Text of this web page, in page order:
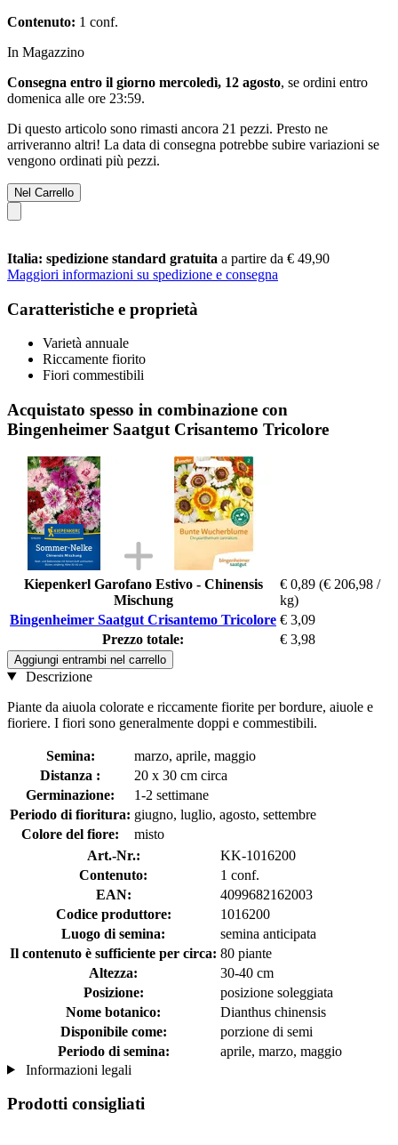
Contenuto: 1 conf.
In Magazzino
Consegna entro il giorno mercoledì, 12 agosto, se ordini entro
domenica alle ore 23:59.
Di questo articolo sono rimasti ancora 21 pezzi. Presto ne
arriveranno altri! La data di consegna potrebbe subire variazioni se
vengono ordinati più pezzi.
Nel Carrello
Italia: spedizione standard gratuita a partire da € 49,90
Maggiori informazioni su spedizione e consegna
Caratteristiche e proprietà
Varietà annuale
Riccamente fiorito
Fiori commestibili
Acquistato spesso in combinazione con
Bingenheimer Saatgut Crisantemo Tricolore
Kiepenkerl Garofano Estivo - Chinensis
Mischung
€ 0,89 (€ 206,98 /
kg)
Bingenheimer Saatgut Crisantemo Tricolore € 3,09
Prezzo totale:
€ 3,98
Aggiungi entrambi nel carrello
Descrizione
Piante da aiuola colorate e riccamente fiorite per bordure, aiuole e
fioriere. I fiori sono generalmente doppi e commestibili.
Semina:
marzo, aprile, maggio
Distanza :
20 x 30 cm circa
Germinazione:
1-2 settimane
Periodo di fioritura: giugno, luglio, agosto, settembre
Colore del fiore:
misto
Art.-Nr.:
KK-1016200
Contenuto:
1 conf.
EAN:
4099682162003
Codice produttore:
1016200
Luogo di semina:
semina anticipata
Il contenuto è sufficiente per circa: 80 piante
Altezza:
30-40 cm
Posizione:
posizione soleggiata
Nome botanico:
Dianthus chinensis
Disponibile come:
porzione di semi
Periodo di semina:
aprile, marzo, maggio
Informazioni legali
Prodotti consigliati